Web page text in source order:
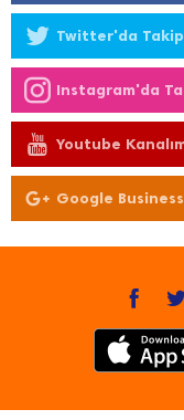
Twitter'da
Instagram'da
Youtube
Google